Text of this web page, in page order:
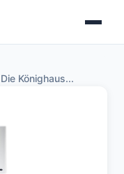
Könighaus...